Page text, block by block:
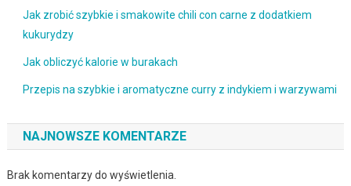
Jak zrobić szybkie i smakowite chili con carne z dodatkiem
kukurydzy
Jak obliczyć kalorie w burakach
Przepis na szybkie i aromatyczne curry z indykiem i warzywami
NAJNOWSZE KOMENTARZE
Brak komentarzy do wyświetlenia.